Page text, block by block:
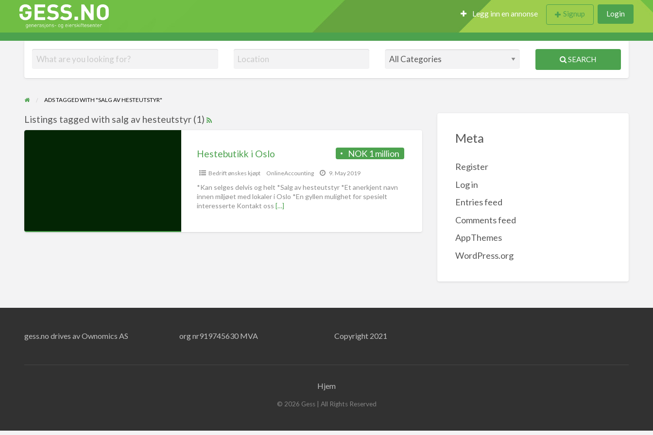
Legg inn en annonse Signup Login
Generasjons- og eierskiftesenter
SEARCH
ADS TAGGED WITH "SALG AV HESTEUTSTYR"
Listings tagged with salg av hesteutstyr (1)
NOK 1 million
Hestebutikk i Oslo
Bedrift ønskes kjøpt OnlineAccounting 9. May 2019
*Kan selges delvis og helt *Salg av hesteutstyr *Et anerkjent navn
innen miljøet med lokaler i Oslo *En gyllen mulighet for spesielt
interesserte Kontakt oss […]
Meta
Register
Log in
Entries feed
Comments feed
AppThemes
WordPress.org
gess.no drives av Ownomics AS org nr919745630 MVA Copyright 2021
Hjem
© 2026 Gess| All Rights Reserved